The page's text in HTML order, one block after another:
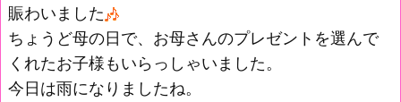
賑わいました
ちょうど母の日で、お母さんのプレゼントを選んで
くれたお子様もいらっしゃいました。
今日は雨になりましたね。